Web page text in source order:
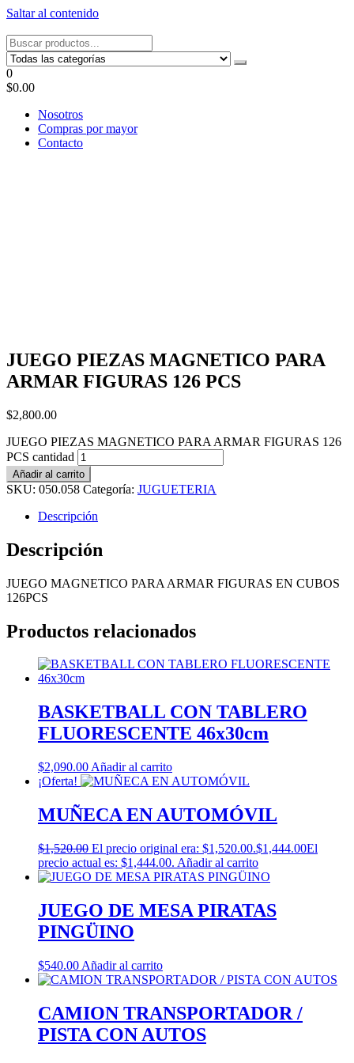
Saltar al contenido
Tel: 22087679 – Cel: 097 822122 – Joaquín Requena 2459
0
$0.00
Nosotros
Compras por mayor
Contacto
JUEGO PIEZAS MAGNETICO PARA
ARMAR FIGURAS 126 PCS
$2,800.00
JUEGO PIEZAS MAGNETICO PARA ARMAR FIGURAS 126
PCS cantidad
Añadir al carrito
SKU: 050.058 Categoría: JUGUETERIA
Descripción
Descripción
JUEGO MAGNETICO PARA ARMAR FIGURAS EN CUBOS
126PCS
Productos relacionados
BASKETBALL CON TABLERO
FLUORESCENTE 46x30cm
$2,090.00 Añadir al carrito
¡Oferta!
MUÑECA EN AUTOMÓVIL
$1,520.00 El precio original era: $1,520.00.$1,444.00El
precio actual es: $1,444.00. Añadir al carrito
JUEGO DE MESA PIRATAS
PINGÜINO
$540.00 Añadir al carrito
CAMION TRANSPORTADOR /
PISTA CON AUTOS